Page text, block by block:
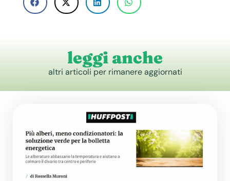
leggi anche
altri articoli per rimanere aggiornati